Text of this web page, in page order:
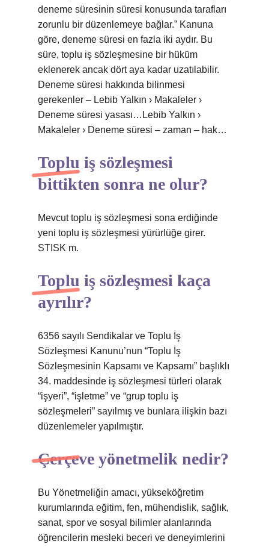
deneme süresinin süresi konusunda tarafları
zorunlu bir düzenlemeye bağlar.” Kanuna
göre, deneme süresi en fazla iki aydır. Bu
süre, toplu iş sözleşmesine bir hüküm
eklenerek ancak dört aya kadar uzatılabilir.
Deneme süresi hakkında bilinmesi
gerekenler – Lebib Yalkın › Makaleler ›
Deneme süresi yasası…Lebib Yalkın ›
Makaleler › Deneme süresi – zaman – hak…
Toplu iş sözleşmesi
bittikten sonra ne olur?
Mevcut toplu iş sözleşmesi sona erdiğinde
yeni toplu iş sözleşmesi yürürlüğe girer.
STISK m.
Toplu iş sözleşmesi kaça
ayrılır?
6356 sayılı Sendikalar ve Toplu İş
Sözleşmesi Kanunu’nun “Toplu İş
Sözleşmesinin Kapsamı ve Kapsamı” başlıklı
34. maddesinde iş sözleşmesi türleri olarak
“işyeri”, “işletme” ve “grup toplu iş
sözleşmeleri” sayılmış ve bunlara ilişkin bazı
düzenlemeler yapılmıştır.
Çerçeve yönetmelik nedir?
Bu Yönetmeliğin amacı, yükseköğretim
kurumlarında eğitim, fen, mühendislik, sağlık,
sanat, spor ve sosyal bilimler alanlarında
öğrencilerin mesleki beceri ve deneyimlerini